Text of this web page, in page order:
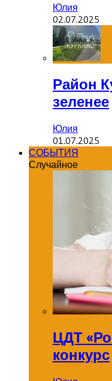
Юлия
02.07.2025
Район
зеленее
Юлия
01.07.2025
СОБЫТИЯ
Случайное
ЦДТ
конкурс